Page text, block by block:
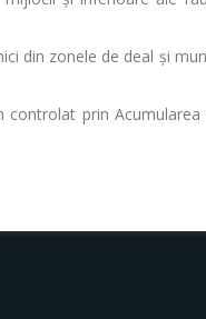
din zonele de deal și
controlat prin